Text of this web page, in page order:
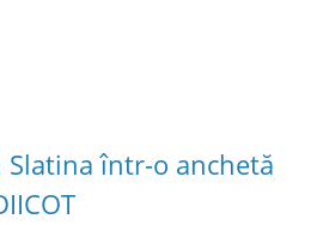
într-o anchetă